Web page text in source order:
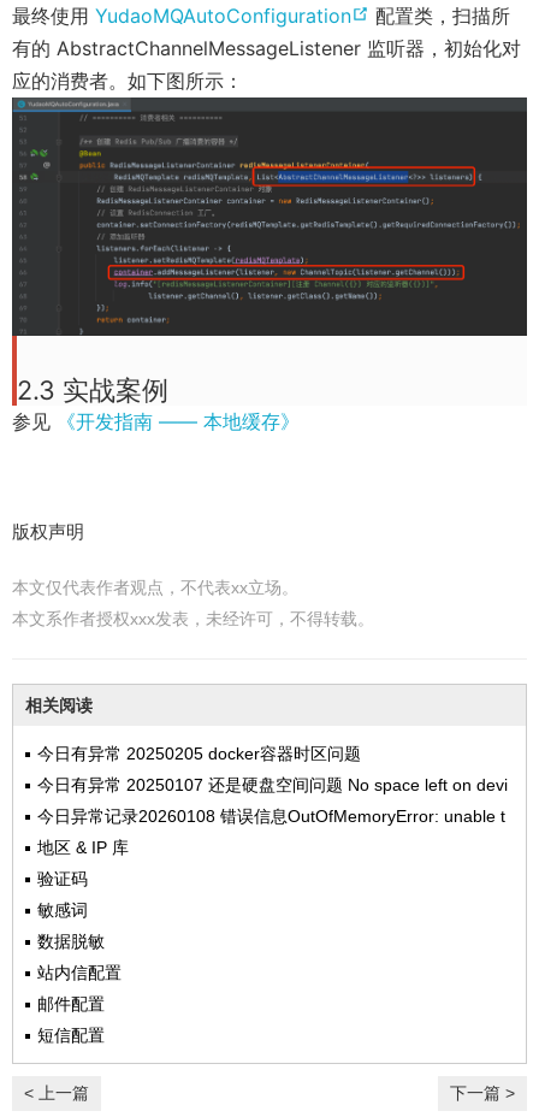
w
w
i
o
w
s
n
i
n
o
w
)
n
s
n
e
w
w
i
n
d
o
w
e
n
w
w
最终使用 YudaoMQAutoConfiguration
(
o
s
n
w
w
i
配置类，扫描所
有的 AbstractChannelMessageListener 监听器，初始化对
应的消费者。如下图所示：
2.3 实战案例
参见 《开发指南 —— 本地缓存》
版权声明
本文仅代表作者观点，不代表xx立场。
本文系作者授权xxx发表，未经许可，不得转载。
相关阅读
今日有异常 20250205 docker容器时区问题
今日有异常 20250107 还是硬盘空间问题 No space left on devi
ce
今日异常记录20260108 错误信息OutOfMemoryError: unable t
o create new native thread
地区 & IP 库
验证码
敏感词
数据脱敏
站内信配置
邮件配置
短信配置
< 上一篇 下一篇 >